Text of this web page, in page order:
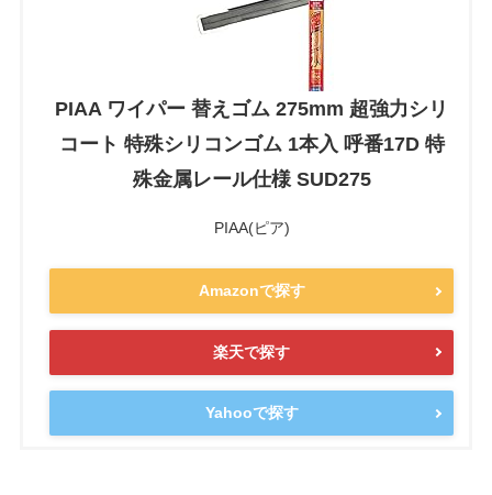
PIAA ワイパー 替えゴム 275mm 超強力シリ
コート 特殊シリコンゴム 1本入 呼番17D 特
殊金属レール仕様 SUD275
PIAA(ピア)
Amazonで探す
楽天で探す
Yahooで探す